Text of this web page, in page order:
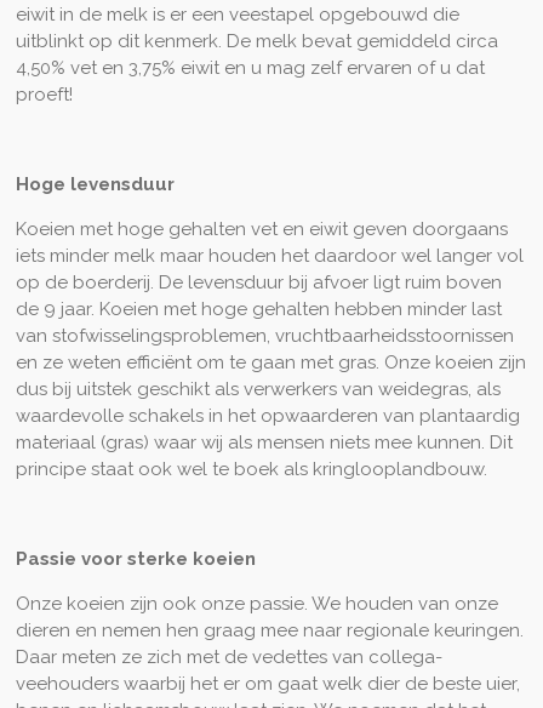
eiwit in de melk is er een veestapel opgebouwd die
uitblinkt op dit kenmerk. De melk bevat gemiddeld circa
4,50% vet en 3,75% eiwit en u mag zelf ervaren of u dat
proeft!
Hoge levensduur
Koeien met hoge gehalten vet en eiwit geven doorgaans
iets minder melk maar houden het daardoor wel langer vol
op de boerderij. De levensduur bij afvoer ligt ruim boven
de 9 jaar. Koeien met hoge gehalten hebben minder last
van stofwisselingsproblemen, vruchtbaarheidsstoornissen
en ze weten efficiënt om te gaan met gras. Onze koeien zijn
dus bij uitstek geschikt als verwerkers van weidegras, als
waardevolle schakels in het opwaarderen van plantaardig
materiaal (gras) waar wij als mensen niets mee kunnen. Dit
principe staat ook wel te boek als kringlooplandbouw.
Passie voor sterke koeien
Onze koeien zijn ook onze passie. We houden van onze
dieren en nemen hen graag mee naar regionale keuringen.
Daar meten ze zich met de vedettes van collega-
veehouders waarbij het er om gaat welk dier de beste uier,